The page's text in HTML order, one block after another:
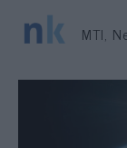
MTI,